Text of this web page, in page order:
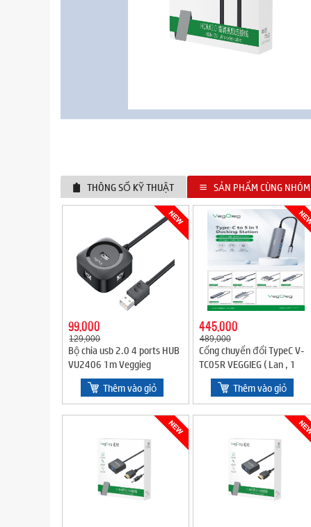
THÔNG SỐ KỸ THUẬT SẢN PHẨM CÙNG NHÓM
99,000
129,000
Bộ chia usb 2.0 4 ports HUB
VU2406 1m Veggieg
Thêm vào giỏ
445,000
489,000
Cổng chuyển đổi TypeC V-
TC05R VEGGIEG ( Lan , 1
HDMI , 2 USB 2.0, 1 Type C)
Thêm vào giỏ